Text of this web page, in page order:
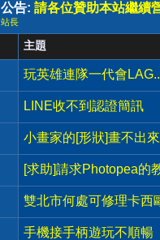
公告: 請各位贊助本站繼續
站長
主題
玩英雄連隊一代會
LINE收不到認證簡訊
小畫家的[形狀]畫不出
[求助]請求Photopea的
雙北市何處可修理卡西
手機接手柄遊玩不順暢